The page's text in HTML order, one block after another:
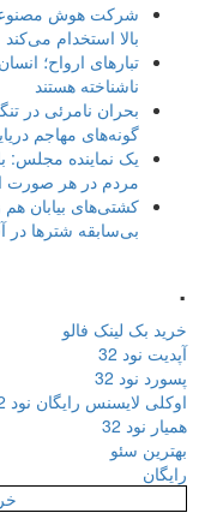
شرکت هوش مصنوعی
بالا استخدام می‌کند
تبارهای ارواح؛
ناشناخته هستند
بحران نامرئی در
گونه‌های مهاجم
یک نماینده مجلس:
مردم در هر صورت
کشتی‌های بیابان هم
بی‌سابقه شترها در
.
خرید بک لینک فالو
آپدیت نود 32
پسورد نود 32
اوکلی لایسنس رایگان نود 32
همیار نود 32
بهترین سئو
رایگان